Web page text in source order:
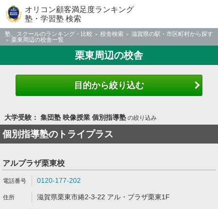
オリコン顧客満足度ランキング
塾・学習塾 検索
塾、スクールのランキング・比較 校舎検索
滋賀県の駅・市区町村から探す
栗東周辺の校舎一覧
栗東周辺の校舎
目的から絞り込む
大学受験： 集団塾 映像授業 個別指導塾の絞り込み
個別指導塾のトライプラス
アルプラザ栗東校
0120-177-202
滋賀県栗東市綣2-3-22 アル・プラザ栗東1F